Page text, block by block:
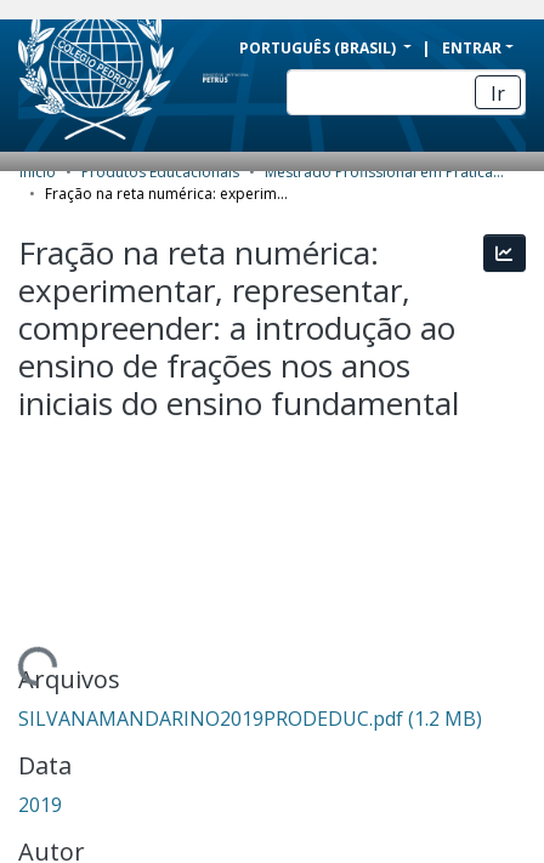
BRAZIL
Simplifique!
Comunica BR
Participe
Acesso à informação
Canais
PORTUGUÊS (BRASIL) ENTRAR
Ir
COMUNIDADES E COLEÇÕES
NAVEGAR
ESTATÍSTICAS
SOBRE
Início Produtos Educacionais
Mestrado Profissional em Práticas de Educação Básica (MPPEB) - Produtos Educacionais
Fração na reta numérica: experimentar, representar, compreender: a introdução ao ensino de frações nos anos iniciais do ensino fundamental
Fração na reta numérica:
experimentar, representar,
compreender: a introdução ao
ensino de frações nos anos
iniciais do ensino fundamental
Arquivos
SILVANAMANDARINO2019PRODEDUC.pdf(1.2 MB)
Data
2019
Autor